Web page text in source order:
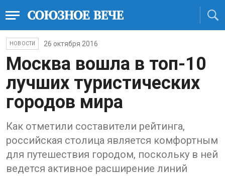
НОВОСТИ 26 октября 2016
Москва вошла в топ-10
лучших туристических
городов мира
Как отметили составители рейтинга,
российская столица является комфортным
для путешествия городом, поскольку в ней
ведется активное расширение линий